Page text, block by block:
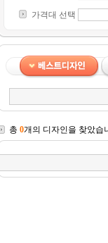
가격대 선택
총 0개의 디자인을 찾았습